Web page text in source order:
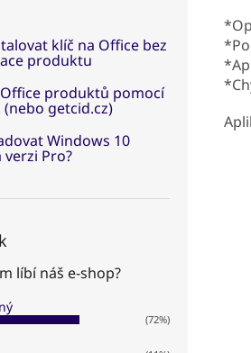
klíč na Office bez
produktu
produktů pomocí
getcid.cz)
Windows 10
verzi Pro?
líbí náš e-shop?
(72%)